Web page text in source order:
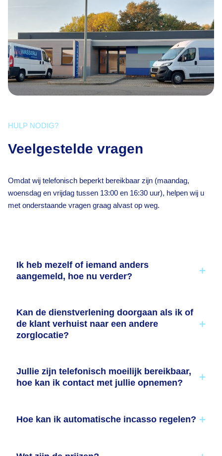
HULP NODIG?
Veelgestelde vragen
Omdat wij telefonisch beperkt bereikbaar zijn (maandag,
woensdag en vrijdag tussen 13:00 en 16:30 uur), helpen wij u
met onderstaande vragen graag alvast op weg.
Ik heb mezelf of iemand anders
aangemeld, hoe nu verder?
Kan de dienstverlening doorgaan als ik of
de klant verhuist naar een andere
zorglocatie?
Jullie zijn telefonisch moeilijk bereikbaar,
hoe kan ik contact met jullie opnemen?
Hoe kan ik automatische incasso regelen?